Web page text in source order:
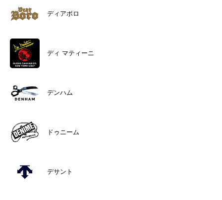
ディアボロ
ディ マティーニ
デンハム
ドゥニーム
デサント